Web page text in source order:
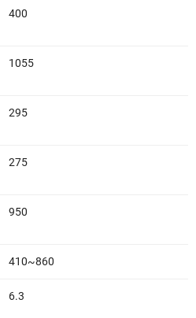
400
1055
295
275
950
410~860
6.3